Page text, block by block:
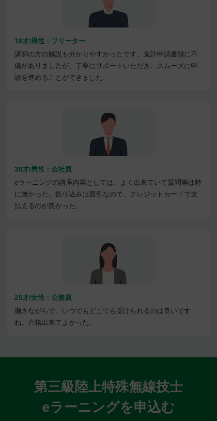
18才/男性：フリーター
講師の方の解説も分かりやすかったです。免許申請書類に不
備がありましたが、丁寧にサポートいただき、スムーズに申
請を進めることができました。
38才/男性：会社員
eラーニングの講座内容としては、よく出来ていて質問等は特
に無かった。振り込みは面倒なので、クレジットカードで支
払えるのが良かった。
25才/女性：公務員
働きながらで、いつでもどこでも受けられるのは良いです
ね。合格出来てよかった。
第三級陸上特殊無線技士
eラーニングを申込む